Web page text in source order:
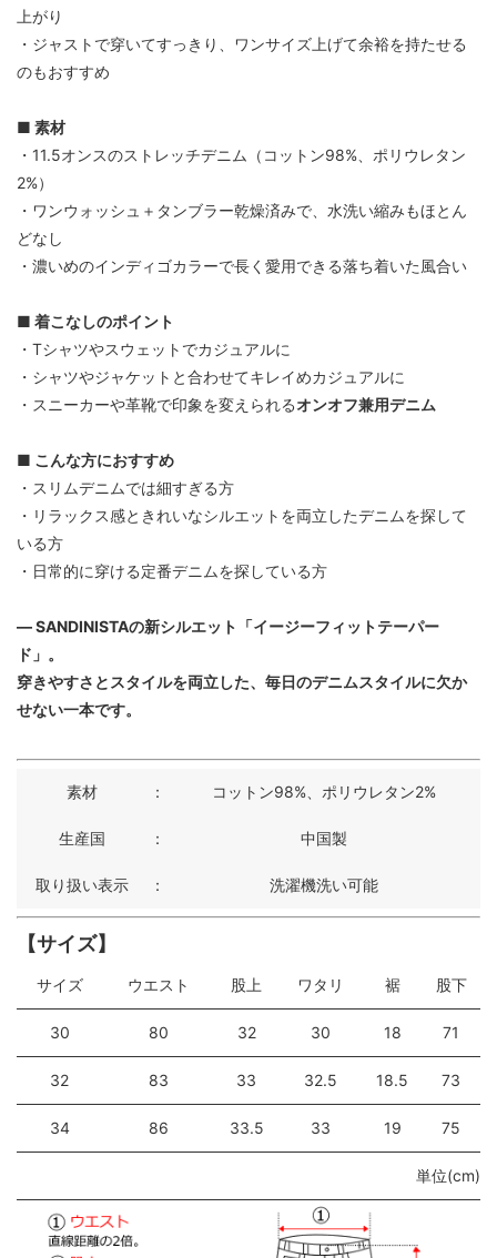
上がり
・ジャストで穿いてすっきり、ワンサイズ上げて余裕を持たせる
のもおすすめ
■ 素材
・11.5オンスのストレッチデニム（コットン98%、ポリウレタン
2%）
・ワンウォッシュ＋タンブラー乾燥済みで、水洗い縮みもほとん
どなし
・濃いめのインディゴカラーで長く愛用できる落ち着いた風合い
■ 着こなしのポイント
・Tシャツやスウェットでカジュアルに
・シャツやジャケットと合わせてキレイめカジュアルに
・スニーカーや革靴で印象を変えられるオンオフ兼用デニム
■ こんな方におすすめ
・スリムデニムでは細すぎる方
・リラックス感ときれいなシルエットを両立したデニムを探して
いる方
・日常的に穿ける定番デニムを探している方
― SANDINISTAの新シルエット「イージーフィットテーパー
ド」。
穿きやすさとスタイルを両立した、毎日のデニムスタイルに欠か
せない一本です。
素材 ： コットン98%、ポリウレタン2%
生産国 ： 中国製
取り扱い表示 ： 洗濯機洗い可能
【サイズ】
サイズ ウエスト 股上 ワタリ 裾 股下
30 80 32 30 18 71
32 83 33 32.5 18.5 73
34 86 33.5 33 19 75
単位(cm)